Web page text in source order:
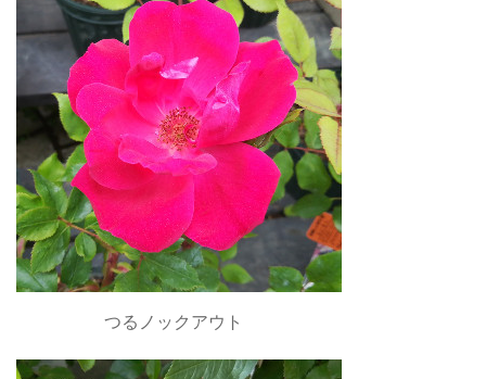
つるノックアウト